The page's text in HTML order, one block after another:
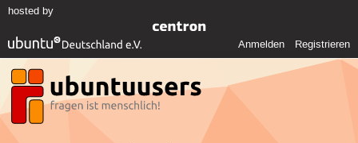
hosted by
Anmelden Registrieren